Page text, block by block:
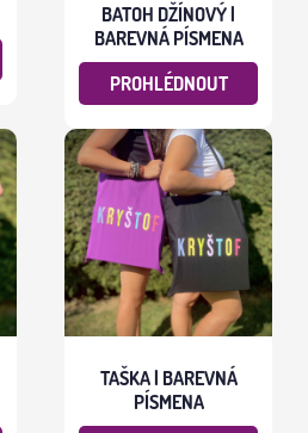
BATOH DŽÍNOVÝ |
BAREVNÁ PÍSMENA
PROHLÉDNOUT
TAŠKA | BAREVNÁ
PÍSMENA